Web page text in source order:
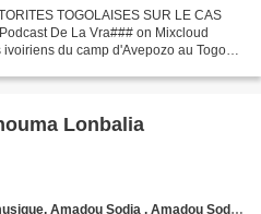
TOGOLAISES SUR LE CAS
De La Vra### on Mixcloud
du camp d'Avepozo au Togo
Lonbalia
Sodia , Amadou Sodia, Ma solange Oussou,